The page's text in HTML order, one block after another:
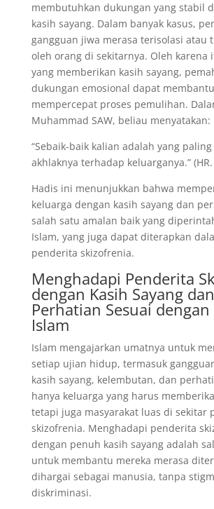
membutuhkan dukungan yang stabil
kasih sayang. Dalam banyak kasus,
gangguan jiwa merasa terisolasi atau
oleh orang di sekitarnya. Oleh karena
yang memberikan kasih sayang,
dukungan emosional dapat membantu
mempercepat proses pemulihan.
Muhammad SAW, beliau menyatakan:
“Sebaik-baik kalian adalah yang
akhlaknya terhadap keluarganya.”
Hadis ini menunjukkan bahwa
keluarga dengan kasih sayang dan
salah satu amalan baik yang
Islam, yang juga dapat diterapkan
penderita skizofrenia.
Menghadapi Penderita
dengan Kasih Sayang dan
Perhatian Sesuai
Islam
Islam mengajarkan umatnya untuk
setiap ujian hidup, termasuk
kasih sayang, kelembutan, dan
hanya keluarga yang harus
tetapi juga masyarakat luas di sekitar
skizofrenia. Menghadapi penderita
dengan penuh kasih sayang adalah
untuk membantu mereka merasa
dihargai sebagai manusia, tanpa
diskriminasi.